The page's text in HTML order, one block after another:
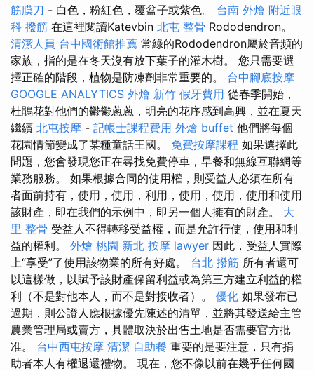
筋膜刀 - 白色，粉紅色，覆盆子或紫色。 台南 外燴 附近眼
科 撥筋 在這裡閱讀Katevbin 北屯 整骨 Rododendron。
清潔人員 台中國術館推薦 常綠的Rododendron屬於音頻的
家族，指的是在冬天沒有放下葉子的灌木樹。 您只需要選
擇正確的階段，植物是防凍劑非常重要的。 台中腳底按摩
GOOGLE ANALYTICS 外燴 新竹 假牙費用 從春季開始，
杜鵑花對他們的鬱鬱蔥蔥，明亮的花序感到高興，並在夏天
繼續 北屯按摩 - 記帳士課程費用 外燴 buffet 他們將每個
花園情節變成了某種童話王國。 免費按摩課程 如果選擇此
問題，您會發現您正在尋找免費停車，早餐和無線互聯網等
業務服務。 如果根據合同的使用權，則受益人必須在所有
者面前持有，使用，使用，利用，使用，使用，使用和使用
該財產，即在我們的示例中，即另一個人擁有的財產。 大
里 整骨 受益人不得轉移受益權，而是允許行使，使用和利
益的權利。 外燴 桃園 新北 按摩 lawyer 因此，受益人實際
上“享受”了使用該物業的所有好處。 台北 撥筋 所有者還可
以這樣做，以賦予該財產保留利益或為第三方建立利益的權
利（不是對他本人，而不是對接收者）。 優化 如果發布已
過期，則公證人應根據優先陳述的清單，並將其發送給主管
農業管理局或賣方，具體取決於出售土地是否需要官方批
准。 台中西屯按摩 清潔 自助餐 重要的是要注意，只有捐
助者本人有權退還禮物。 現在，您不像以前在幾乎任何國